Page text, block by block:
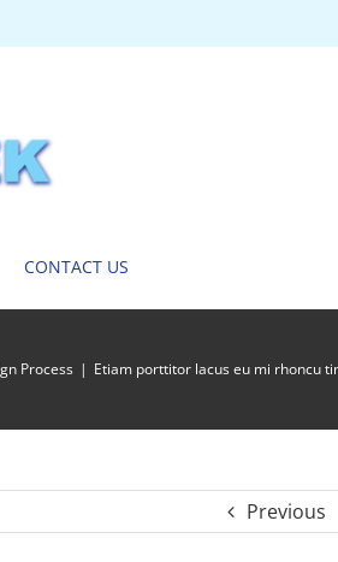
CONTACT US
Process Etiam porttitor lacus eu mi rhoncu
Previous